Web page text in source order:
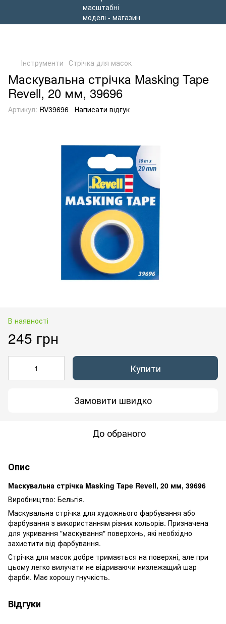
Інструменти Стрічка для масок
Маскувальна стрічка Masking Tape
Revell, 20 мм, 39696
Артикул: RV39696 Написати відгук
В наявності
245 грн
Купити
Замовити швидко
До обраного
Опис
Маскувальна стрічка Masking Tape Revell, 20 мм, 39696
Виробництво: Бельгія.
Маскувальна стрічка для художнього фарбування або
фарбування з використанням різних кольорів. Призначена
для укривання "маскування" поверхонь, які необхідно
захистити від фарбування.
Стрічка для масок добре тримається на поверхні, але при
цьому легко вилучати не відриваючи низлежащий шар
фарби. Має хорошу гнучкість.
Відгуки